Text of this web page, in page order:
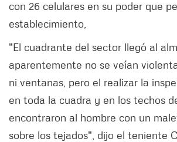
con 26 celulares en su poder que
establecimiento,
"El cuadrante del sector llegó al
aparentemente no se veían
ni ventanas, pero el realizar la
en toda la cuadra y en los techos
encontraron al hombre con un
sobre los tejados", dijo el teniente